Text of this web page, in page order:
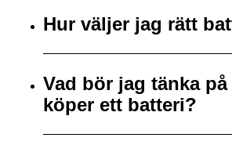
Hur väljer jag rätt
Vad bör jag tänka på
köper ett batteri?